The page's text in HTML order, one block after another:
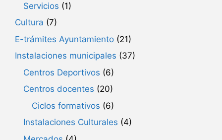
Servicios (1)
Cultura (7)
E-trámites Ayuntamiento (21)
Instalaciones municipales (37)
Centros Deportivos (6)
Centros docentes (20)
Ciclos formativos (6)
Instalaciones Culturales (4)